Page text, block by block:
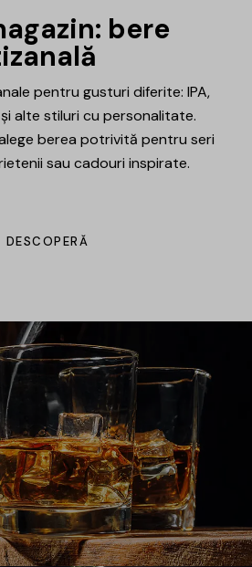
bere
pentru gusturi diferite: IPA,
alte stiluri cu personalitate.
berea potrivită pentru seri
sau cadouri inspirate.
DESCOPERĂ